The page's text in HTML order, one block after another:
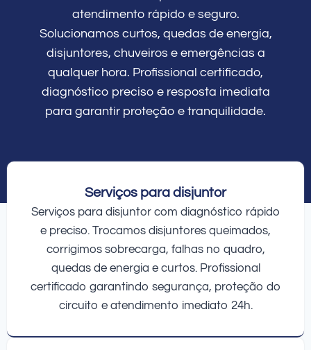
atendimento rápido e seguro.
Solucionamos curtos, quedas de energia,
disjuntores, chuveiros e emergências a
qualquer hora. Profissional certificado,
diagnóstico preciso e resposta imediata
para garantir proteção e tranquilidade.
Serviços para disjuntor
Serviços para disjuntor com diagnóstico rápido
e preciso. Trocamos disjuntores queimados,
corrigimos sobrecarga, falhas no quadro,
quedas de energia e curtos. Profissional
certificado garantindo segurança, proteção do
circuito e atendimento imediato 24h.